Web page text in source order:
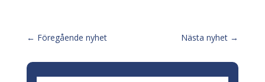
← Föregående nyhet Nästa nyhet →